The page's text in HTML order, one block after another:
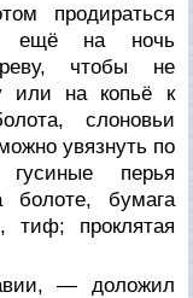
продираться
ещё на ночь
чтобы не
или на копьё к
слоновьи
увязнуть по
перья
болоте, бумага
тиф; проклятая
— доложил